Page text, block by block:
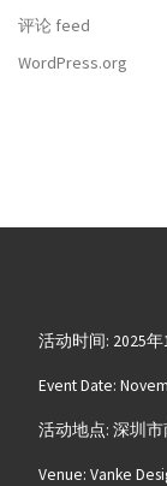
评论 feed
WordPress.org
活动时间: 2025年
Event Date:
活动地点: 深圳
Venue: Vanke